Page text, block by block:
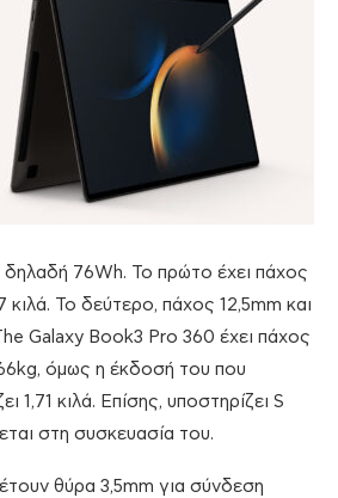
76Wh. Το πρώτο έχει πάχος
κιλά. Το δεύτερο, πάχος 12,5mm και
Galaxy Book3 Pro 360 έχει πάχος
όμως η έκδοσή του που
1,71 κιλά. Επίσης, υποστηρίζει S
στη συσκευασία του.
θύρα 3,5mm για σύνδεση